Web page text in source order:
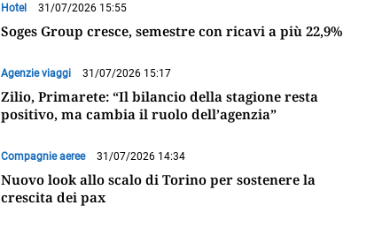
Hotel 31/07/2026 15:55
Soges Group cresce, semestre con ricavi a più 22,9%
Agenzie viaggi 31/07/2026 15:17
Zilio, Primarete: “Il bilancio della stagione resta
positivo, ma cambia il ruolo dell’agenzia”
Compagnie aeree 31/07/2026 14:34
Nuovo look allo scalo di Torino per sostenere la
crescita dei pax